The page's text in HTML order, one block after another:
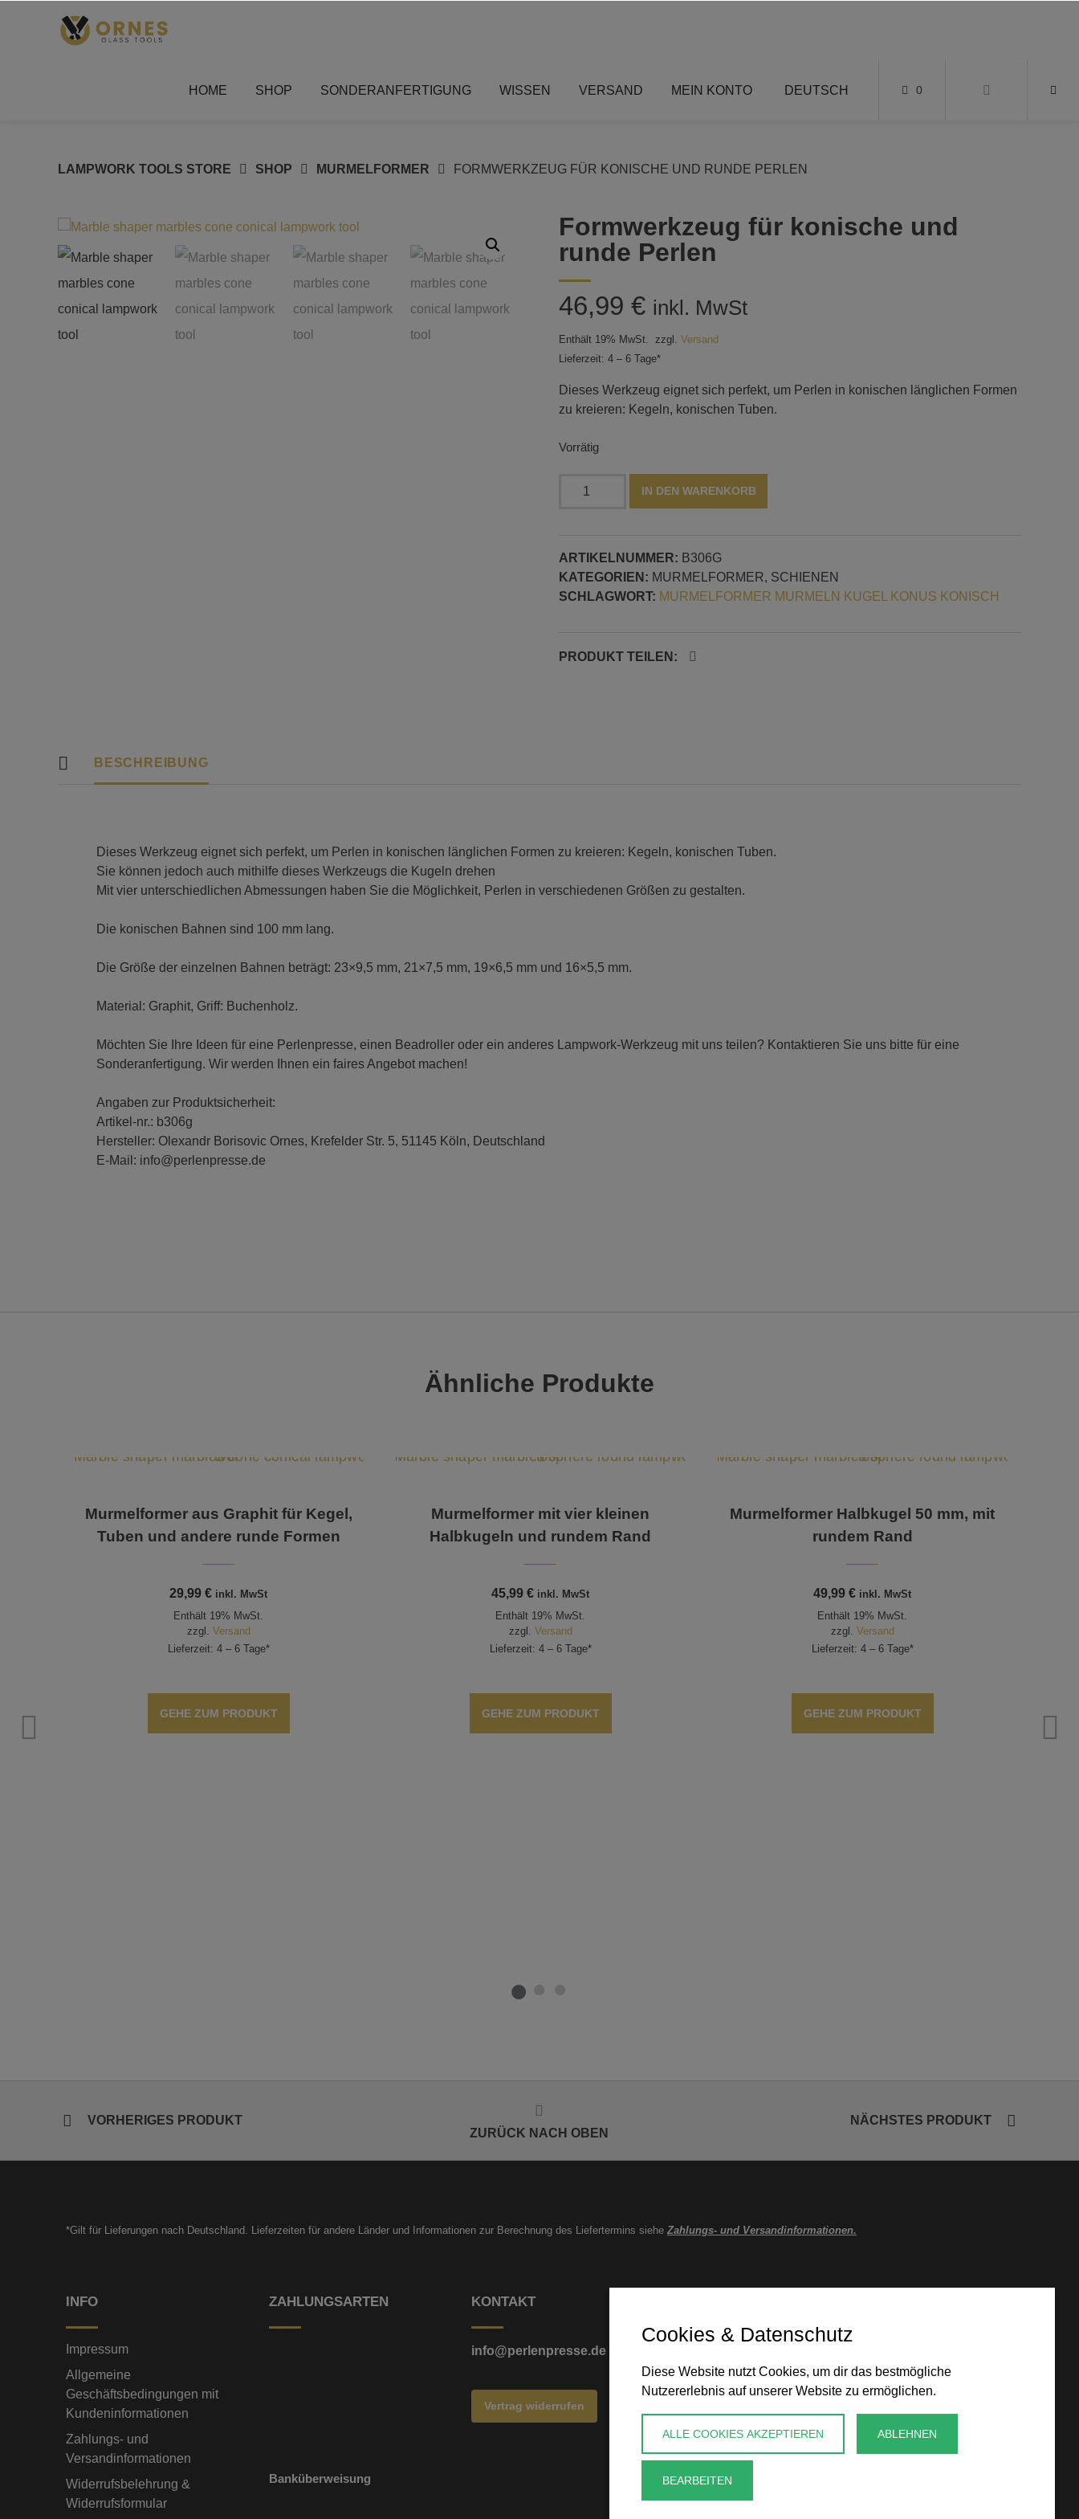
HOME SHOP SONDERANFERTIGUNG WISSEN VERSAND MEIN KONTO DEUTSCH 0
LAMPWORK TOOLS STORE SHOP MURMELFORMER FORMWERKZEUG FÜR KONISCHE UND RUNDE PERLEN
Formwerkzeug für konische und
runde Perlen
46,99 € inkl. MwSt
Enthält 19% MwSt. zzgl. Versand
Lieferzeit: 4 – 6 Tage*
Dieses Werkzeug eignet sich perfekt, um Perlen in konischen länglichen Formen
zu kreieren: Kegeln, konischen Tuben.
Vorrätig
runde
Perlen
Menge
IN DEN WARENKORB
ARTIKELNUMMER: B306G
KATEGORIEN: MURMELFORMER, SCHIENEN
SCHLAGWORT: MURMELFORMER MURMELN KUGEL KONUS KONISCH
PRODUKT TEILEN:
BESCHREIBUNG
Dieses Werkzeug eignet sich perfekt, um Perlen in konischen länglichen Formen zu kreieren: Kegeln, konischen Tuben.
Sie können jedoch auch mithilfe dieses Werkzeugs die Kugeln drehen
Mit vier unterschiedlichen Abmessungen haben Sie die Möglichkeit, Perlen in verschiedenen Größen zu gestalten.
Die konischen Bahnen sind 100 mm lang.
Die Größe der einzelnen Bahnen beträgt: 23×9,5 mm, 21×7,5 mm, 19×6,5 mm und 16×5,5 mm.
Material: Graphit, Griff: Buchenholz.
Möchten Sie Ihre Ideen für eine Perlenpresse, einen Beadroller oder ein anderes Lampwork-Werkzeug mit uns teilen? Kontaktieren Sie uns bitte für eine
Sonderanfertigung. Wir werden Ihnen ein faires Angebot machen!
Angaben zur Produktsicherheit:
Artikel-nr.: b306g
Hersteller: Olexandr Borisovic Ornes, Krefelder Str. 5, 51145 Köln, Deutschland
E-Mail: info@perlenpresse.de
Ähnliche Produkte
8
Murmelformer aus Graphit für Kegel,
Tuben und andere runde Formen
29,99€ inkl. MwSt
Enthält 19% MwSt.
zzgl. Versand
Lieferzeit: 4 – 6 Tage*
GEHE ZUM PRODUKT
Murmelformer mit vier kleinen
Halbkugeln und rundem Rand
45,99€ inkl. MwSt
Enthält 19% MwSt.
zzgl. Versand
Lieferzeit: 4 – 6 Tage*
GEHE ZUM PRODUKT
Murmelformer Halbkugel 50 mm, mit
rundem Rand
49,99€ inkl. MwSt
Enthält 19% MwSt.
zzgl. Versand
Lieferzeit: 4 – 6 Tage*
GEHE ZUM PRODUKT
VORHERIGES PRODUKT
NÄCHSTES PRODUKT
ZURÜCK NACH OBEN
*Gilt für Lieferungen nach Deutschland. Lieferzeiten für andere Länder und Informationen zur Berechnung des Liefertermins siehe Zahlungs- und Versandinformationen.
INFO
Impressum
Allgemeine
Geschäftsbedingungen mit
Kundeninformationen
Zahlungs- und
Versandinformationen
Widerrufsbelehrung &
Widerrufsformular
ZAHLUNGSARTEN
Banküberweisung
KONTAKT
info@perlenpresse.de
Vertrag widerrufen
Cookies & Datenschutz
Diese Website nutzt Cookies, um dir das bestmögliche
Nutzererlebnis auf unserer Website zu ermöglichen.
ALLE COOKIES AKZEPTIEREN ABLEHNEN
BEARBEITEN